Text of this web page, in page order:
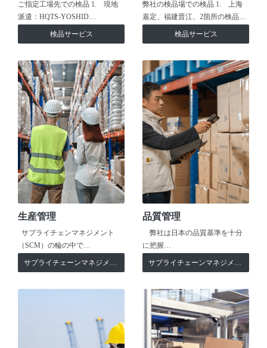
ご指定工場先での検品 1. 現地
派遣：HQTS-YOSHID…
検品サービス
弊社の検品場での検品 1. 上海
嘉定、福建晋江、2箇所の検品…
検品サービス
生産管理
サプライチェンマネジメント
（SCM）の輪の中で…
サプライチェーンマネジメント
品質管理
弊社は日本の品質基準を十分
に把握…
サプライチェーンマネジメント